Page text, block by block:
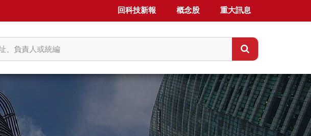
回科技新報 概念股 重大訊息